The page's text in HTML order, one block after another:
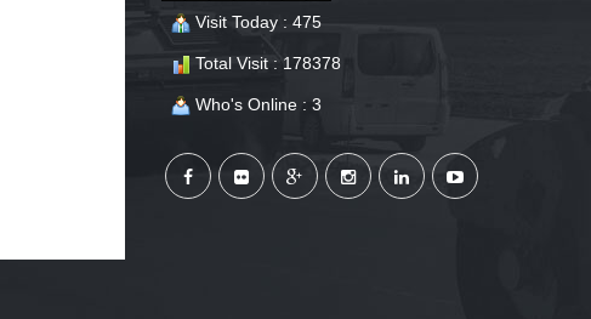
Visit Today : 475
Total Visit : 178378
Who's Online : 3